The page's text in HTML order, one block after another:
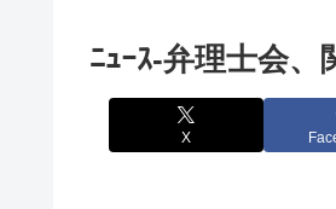
ﾆｭｰｽ-弁理士会
X